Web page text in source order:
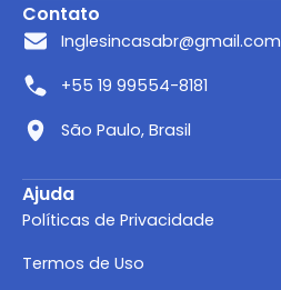
Contato
Inglesincasabr@gmail.com
+55 19 99554-8181
São Paulo, Brasil
Ajuda
Políticas de Privacidade
Termos de Uso